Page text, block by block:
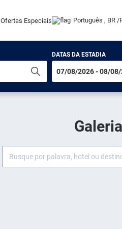
Ofertas Especiais Português , BR /
DATAS DA ESTADIA